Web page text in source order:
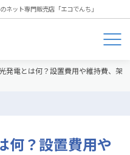
ネット専門販売店「エコでんち」
発電とは何？設置費用や維持費、架
何？設置費用や